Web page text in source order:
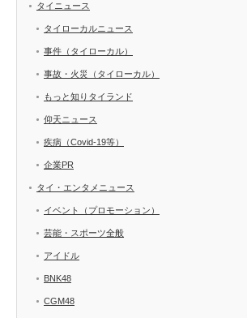
タイニュース
タイローカルニュース
事件（タイローカル）
事故・火災（タイローカル）
もっと知りタイランド
仰天ニュース
疾病（Covid-19等）
企業PR
タイ・エンタメニュース
イベント（プロモーション）
芸能・スポーツ全般
アイドル
BNK48
CGM48